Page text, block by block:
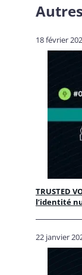
Autres
18 février
TRUSTED
l’identité
22 janvier